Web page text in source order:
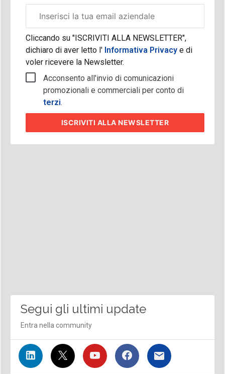
aziendale
Cliccando su "ISCRIVITI ALLA NEWSLETTER",
dichiaro di aver letto l'Informativa Privacy e di
voler ricevere la Newsletter.
Acconsento all'invio di comunicazioni
promozionali e commerciali per conto di
terzi.
ISCRIVITI ALLA NEWSLETTER
Segui gli ultimi update
Entra nella community